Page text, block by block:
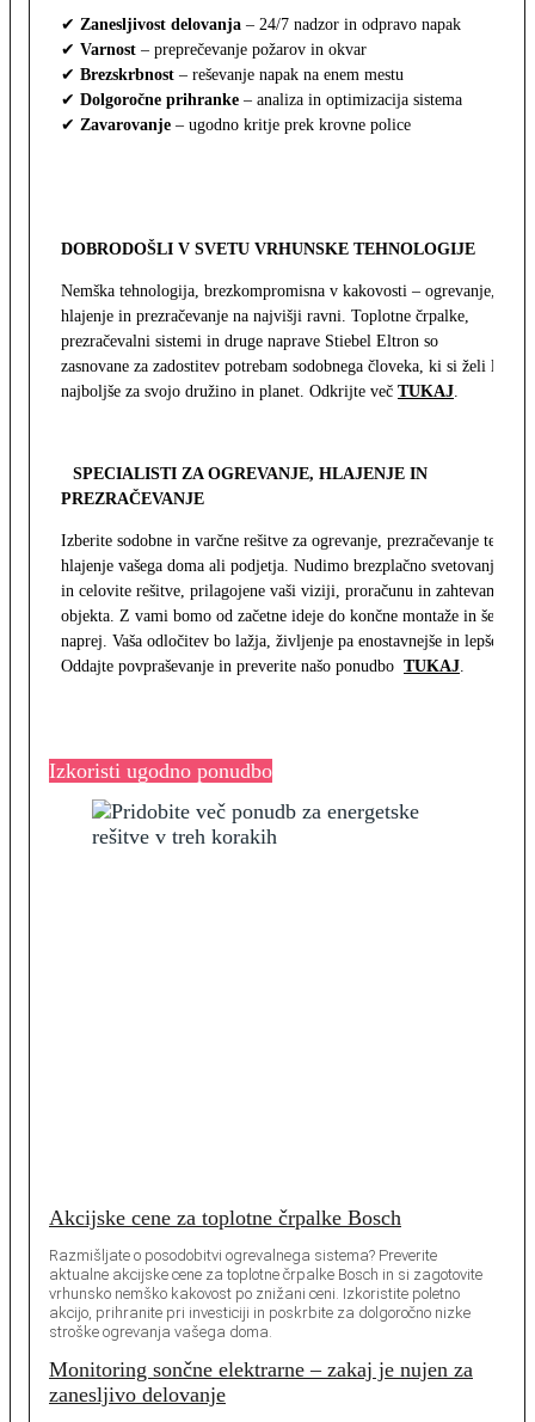
✔ Zanesljivost delovanja – 24/7 nadzor in odpravo napak
✔ Varnost – preprečevanje požarov in okvar
✔ Brezskrbnost – reševanje napak na enem mestu
✔ Dolgoročne prihranke – analiza in optimizacija sistema
✔ Zavarovanje – ugodno kritje prek krovne police
DOBRODOŠLI V SVETU VRHUNSKE TEHNOLOGIJE
Nemška tehnologija, brezkompromisna v kakovosti – ogrevanje,
hlajenje in prezračevanje na najvišji ravni. Toplotne črpalke,
prezračevalni sistemi in druge naprave Stiebel Eltron so
zasnovane za zadostitev potrebam sodobnega človeka, ki si želi le
najboljše za svojo družino in planet. Odkrijte več TUKAJ.
SPECIALISTI ZA OGREVANJE, HLAJENJE IN
PREZRAČEVANJE
Izberite sodobne in varčne rešitve za ogrevanje, prezračevanje ter
hlajenje vašega doma ali podjetja. Nudimo brezplačno svetovanje
in celovite rešitve, prilagojene vaši viziji, proračunu in zahtevam
objekta. Z vami bomo od začetne ideje do končne montaže in še
naprej. Vaša odločitev bo lažja, življenje pa enostavnejše in lepše.
Oddajte povpraševanje in preverite našo ponudbo TUKAJ.
Izkoristi ugodno ponudbo
Akcijske cene za toplotne črpalke Bosch
Razmišljate o posodobitvi ogrevalnega sistema? Preverite
aktualne akcijske cene za toplotne črpalke Bosch in si zagotovite
vrhunsko nemško kakovost po znižani ceni. Izkoristite poletno
akcijo, prihranite pri investiciji in poskrbite za dolgoročno nizke
stroške ogrevanja vašega doma.
Monitoring sončne elektrarne – zakaj je nujen za
zanesljivo delovanje